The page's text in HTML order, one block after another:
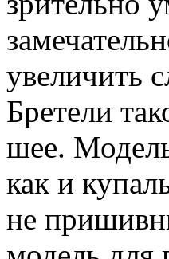
увеличить
Бретели
шее.
как и
не